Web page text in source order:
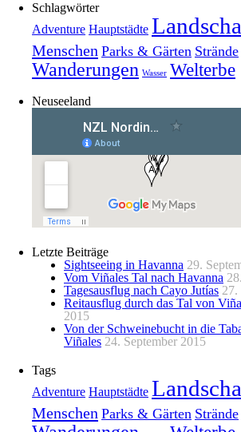
Schlagwörter
Adventure Hauptstädte
Menschen Parks & Gärten Strände
Wanderungen Wasser Welterbe
Neuseeland
Letzte Beiträge
Sightseeing in Havanna 29.
Vom Viñales Tal nach Havanna
Tagesausflug nach Cayo Jutías 27.
Reitausflug durch das Tal von
2015
Von der Schweinebucht in die
Viñales 24. September 2015
Tags
Adventure Hauptstädte
Menschen Parks & Gärten Strände